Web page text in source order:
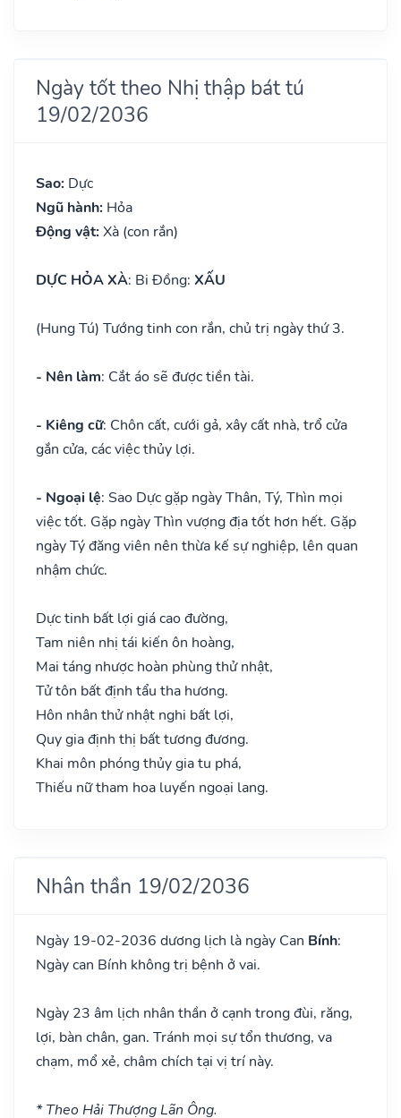
Ngày tốt theo Nhị thập bát tú
19/02/2036
Sao: Dực
Ngũ hành: Hỏa
Động vật: Xà (con rắn)
DỰC HỎA XÀ: Bi Đồng: XẤU
(Hung Tú) Tướng tinh con rắn, chủ trị ngày thứ 3.
- Nên làm: Cắt áo sẽ được tiền tài.
- Kiêng cữ: Chôn cất, cưới gả, xây cất nhà, trổ cửa
gắn cửa, các việc thủy lợi.
- Ngoại lệ: Sao Dực gặp ngày Thân, Tý, Thìn mọi
việc tốt. Gặp ngày Thìn vượng địa tốt hơn hết. Gặp
ngày Tý đăng viên nên thừa kế sự nghiệp, lên quan
nhậm chức.
Dực tinh bất lợi giá cao đường,
Tam niên nhị tái kiến ôn hoàng,
Mai táng nhược hoàn phùng thử nhật,
Tử tôn bất định tẩu tha hương.
Hôn nhân thử nhật nghi bất lợi,
Quy gia định thị bất tương đương.
Khai môn phóng thủy gia tu phá,
Thiếu nữ tham hoa luyến ngoại lang.
Nhân thần 19/02/2036
Ngày 19-02-2036 dương lịch là ngày Can Bính:
Ngày can Bính không trị bệnh ở vai.
Ngày 23 âm lịch nhân thần ở cạnh trong đùi, răng,
lợi, bàn chân, gan. Tránh mọi sự tổn thương, va
chạm, mổ xẻ, châm chích tại vị trí này.
* Theo Hải Thượng Lãn Ông.